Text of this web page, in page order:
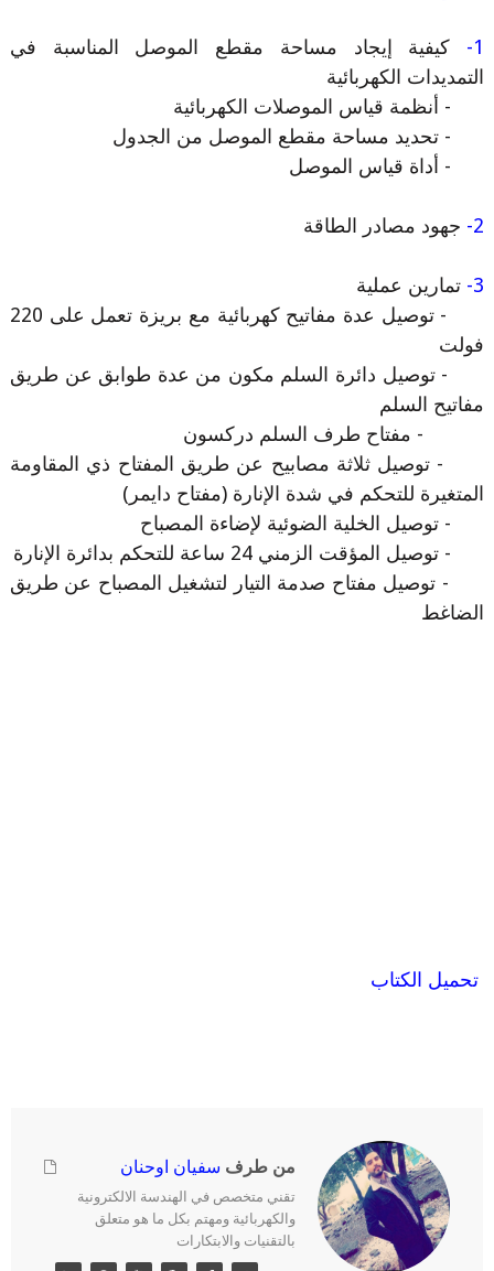
1-
كيفية إيجاد مساحة مقطع الموصل المناسبة في
التمديدات الكهربائية
- أنظمة قياس الموصلات الكهربائية
- تحديد مساحة مقطع الموصل من الجدول
- أداة قياس الموصل
2- جهود مصادر الطاقة
3- تمارين عملية
- توصيل عدة مفاتيح كهربائية مع بريزة تعمل على 220
فولت
- توصيل دائرة السلم مكون من عدة طوابق عن طريق
مفاتيح السلم
- مفتاح طرف السلم دركسون
- توصيل ثلاثة مصابيح عن طريق المفتاح ذي المقاومة
المتغيرة للتحكم في شدة الإنارة (مفتاح دايمر)
- توصيل الخلية الضوئية لإضاءة المصباح
- توصيل المؤقت الزمني 24 ساعة للتحكم بدائرة الإنارة
- توصيل مفتاح صدمة التيار لتشغيل المصباح عن طريق
الضاغط
تحميل الكتاب
من طرف سفيان اوحنان
تقني متخصص في الهندسة الالكترونية
والكهربائية ومهتم بكل ما هو متعلق
بالتقنيات والابتكارات